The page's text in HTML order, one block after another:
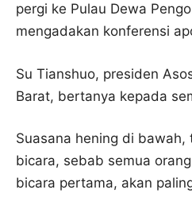
pergi ke Pulau Dewa
mengadakan konferensi
Su Tianshuo, presiden
Barat, bertanya kepada
Suasana hening di bawah,
bicara, sebab semua
bicara pertama, akan